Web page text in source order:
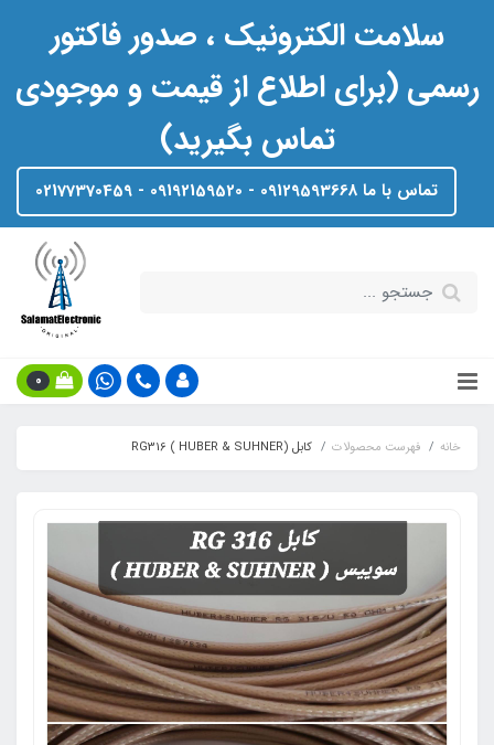
سلامت الکترونیک ، صدور فاکتور
رسمی (برای اطلاع از قیمت و موجودی
تماس بگیرید)
تماس با ما 09129593668 - 09192159520 - 02177370459
0
خانه فهرست محصولات کابل RG316 ( HUBER & SUHNER)